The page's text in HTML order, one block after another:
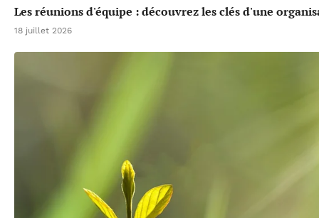
Les réunions d'équipe : découvrez les clés d'une
18 juillet 2026